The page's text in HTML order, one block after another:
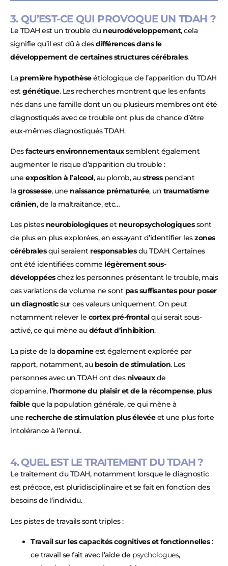
3. QU’EST-CE QUI PROVOQUE UN TDAH ?
Le TDAH est un trouble du neurodéveloppement, cela
signifie qu’il est dû à desdifférences dans le
développement de certaines structures cérébrales.
La première hypothèseétiologique de l’apparition du TDAH
estgénétique. Les recherches montrent que les enfants
nés dans une famille dont un ou plusieurs membres ont été
diagnostiqués avec ce trouble ont plus de chance d’être
eux-mêmes diagnostiqués TDAH.
Desfacteurs environnementauxsemblent également
augmenter le risque d’apparition du trouble :
une exposition à l’alcool, au plomb, austress pendant
lagrossesse, une naissance prématurée, un traumatisme
crânien, de la maltraitance, etc…
Les pistes neurobiologiqueset neuropsychologiquessont
de plus en plus explorées, en essayant d’identifier leszones
cérébralesqui seraient responsablesdu TDAH. Certaines
ont été identifiées comme légèrement sous-
développéeschez les personnes présentant le trouble, mais
ces variations de volume ne sont pas suffisantes pour poser
un diagnosticsur ces valeurs uniquement. On peut
notamment relever le cortex pré-frontalqui serait sous-
activé, ce qui mène audéfaut d’inhibition.
La piste de ladopamineest également explorée par
rapport, notamment, au besoin de stimulation. Les
personnes avec un TDAH ont des niveauxde
dopamine, l’hormone du plaisir et de la récompense, plus
faibleque la population générale, ce qui mène à
une recherche de stimulation plus élevéeet une plus forte
intolérance à l’ennui.
4. QUEL EST LE TRAITEMENT DU TDAH ?
Le traitement du TDAH, notamment lorsque le diagnostic
est précoce, est pluridisciplinaire et se fait en fonction des
besoins de l’individu.
Les pistes de travails sont triples :
Travail sur les capacités cognitives et fonctionnelles:
ce travail se fait avec l’aide de psychologues,